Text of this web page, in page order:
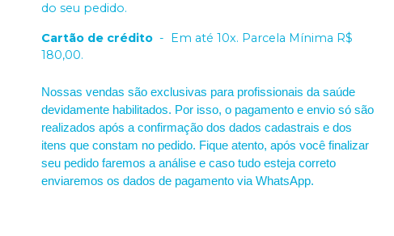
do seu pedido.
Cartão de crédito -
Em até 10x. Parcela Mínima R$
180,00.
Nossas vendas são exclusivas para profissionais da saúde
devidamente habilitados. Por isso, o pagamento e envio só são
realizados após a confirmação dos dados cadastrais e dos
itens que constam no pedido. Fique atento, após você finalizar
seu pedido faremos a análise e caso tudo esteja correto
enviaremos os dados de pagamento via WhatsApp.